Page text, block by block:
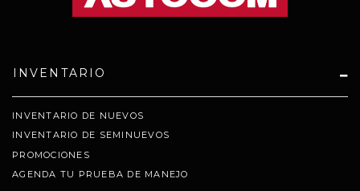
INVENTARIO
INVENTARIO DE NUEVOS
INVENTARIO DE SEMINUEVOS
PROMOCIONES
AGENDA TU PRUEBA DE MANEJO